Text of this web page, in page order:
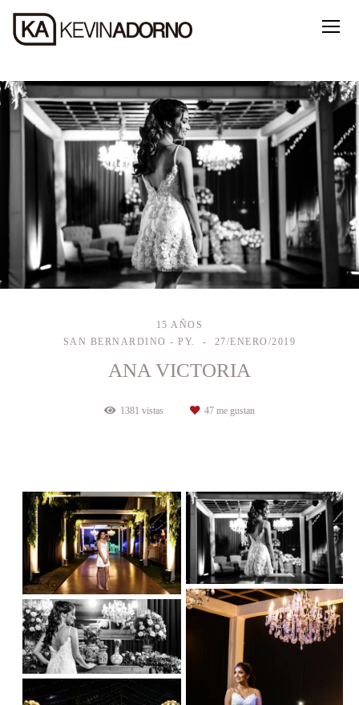
15 AÑOS
SAN BERNARDINO - PY.
27/ENERO/2019
ANA VICTORIA
1381 vistas 47 me gustan